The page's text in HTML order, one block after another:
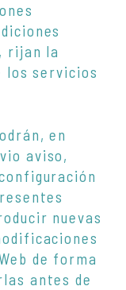
rijan la
los servicios
en
aviso,
nuevas
de forma
antes de